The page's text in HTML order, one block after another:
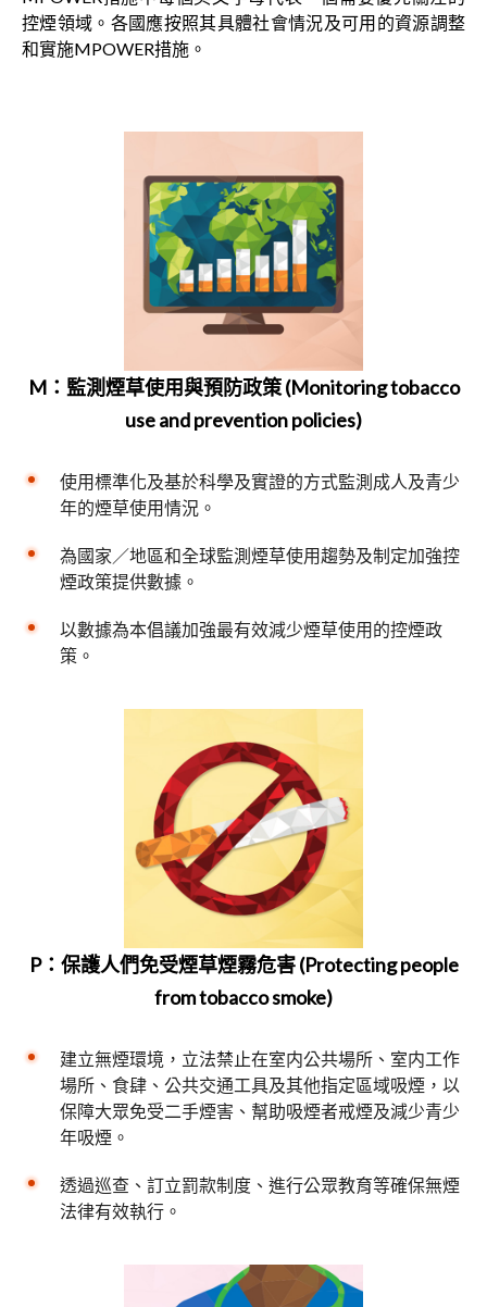
控煙領域。各國應按照其具體社會情況及可用的資源調整
和實施MPOWER措施。
M：監測煙草使用與預防政策 (Monitoring tobacco
use and prevention policies)
使用標準化及基於科學及實證的方式監測成人及青少
年的煙草使用情況。
為國家／地區和全球監測煙草使用趨勢及制定加強控
煙政策提供數據。
以數據為本倡議加強最有效減少煙草使用的控煙政
策。
P：保護人們免受煙草煙霧危害 (Protecting people
from tobacco smoke)
建立無煙環境，立法禁止在室内公共場所、室内工作
場所、食肆、公共交通工具及其他指定區域吸煙，以
保障大眾免受二手煙害、幫助吸煙者戒煙及減少青少
年吸煙。
透過巡查、訂立罰款制度、進行公眾教育等確保無煙
法律有效執行。